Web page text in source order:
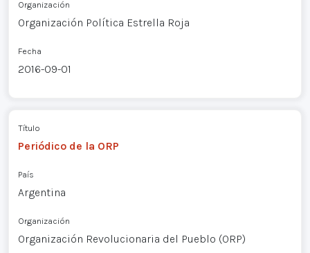
Organización
Organización Política Estrella Roja
Fecha
2016-09-01
Título
Periódico de la ORP
País
Argentina
Organización
Organización Revolucionaria del Pueblo (ORP)